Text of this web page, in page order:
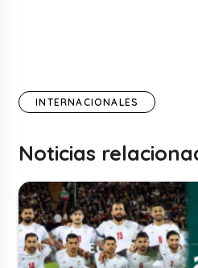
INTERNACIONALES
Noticias